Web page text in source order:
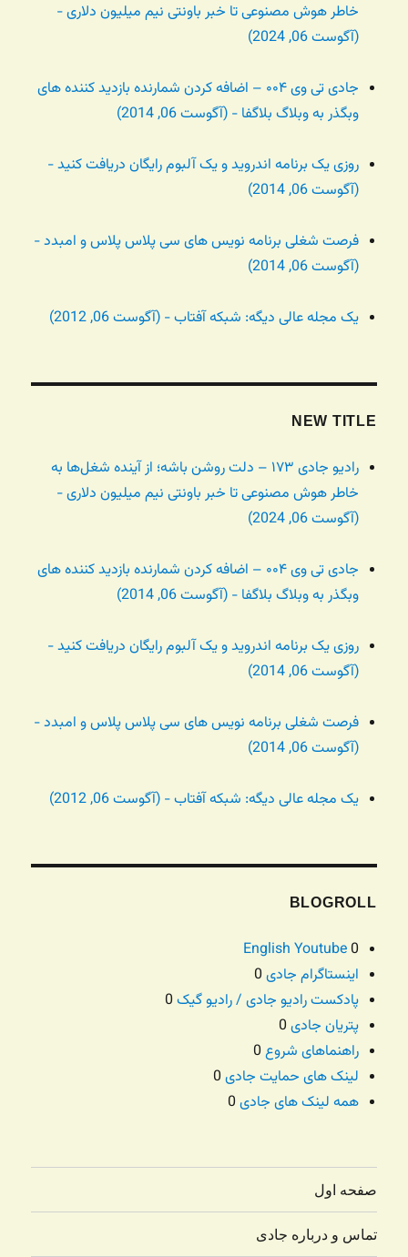
خاطر هوش مصنوعی تا خبر باونتی نیم میلیون دلاری -
(آگوست 06, 2024)
جادی تی وی ۰۰۴ – اضافه کردن شمارنده بازدید کننده های
وبگذر به وبلاگ بلاگفا - (آگوست 06, 2014)
روزی یک برنامه اندروید و یک آلبوم رایگان دریافت کنید -
(آگوست 06, 2014)
فرصت شغلی برنامه نویس های سی پلاس پلاس و امبدد -
(آگوست 06, 2014)
یک مجله عالی دیگه: شبکه آفتاب - (آگوست 06, 2012)
NEW TITLE
رادیو جادی ۱۷۳ – دلت روشن باشه؛ از آینده شغل‌ها به
خاطر هوش مصنوعی تا خبر باونتی نیم میلیون دلاری -
(آگوست 06, 2024)
جادی تی وی ۰۰۴ – اضافه کردن شمارنده بازدید کننده های
وبگذر به وبلاگ بلاگفا - (آگوست 06, 2014)
روزی یک برنامه اندروید و یک آلبوم رایگان دریافت کنید -
(آگوست 06, 2014)
فرصت شغلی برنامه نویس های سی پلاس پلاس و امبدد -
(آگوست 06, 2014)
یک مجله عالی دیگه: شبکه آفتاب - (آگوست 06, 2012)
BLOGROLL
English Youtube0
اینستاگرام جادی
پادکست رادیو جادی / رادیو گیک
پتریان جادی
راهنماهای شروع
لینک های حمایت جادی
همه لینک های جادی
صفحه اول
تماس و درباره جادی